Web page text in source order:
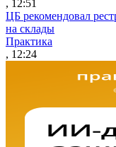
, 12:51
ЦБ рекомендовал
на склады
Практика
, 12:24